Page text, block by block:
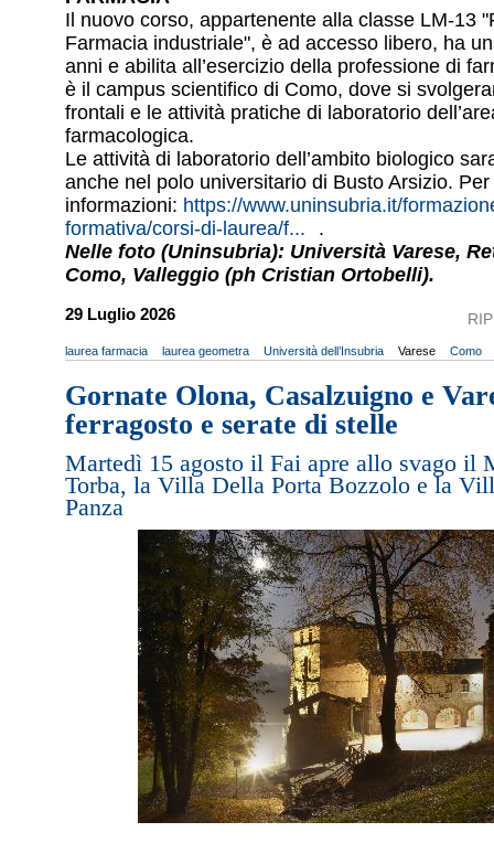
Il nuovo corso, appartenente alla classe LM-13
Farmacia industriale", è ad accesso libero, ha
anni e abilita all’esercizio della professione di
è il campus scientifico di Como, dove si
frontali e le attività pratiche di laboratorio
farmacologica.
Le attività di laboratorio dell’ambito biologico
anche nel polo universitario di Busto Arsizio.
informazioni: https://www.uninsubria.it/
formativa/corsi-di-laurea/f...
.
Nelle foto (Uninsubria): Università Varese,
Como, Valleggio (ph Cristian Ortobelli).
29 Luglio 2026
laurea farmacia laurea geometra Università dell’Insubria Varese Como
Gornate Olona, Casalzuigno e
ferragosto e serate di stelle
Martedì 15 agosto il Fai apre allo svago il
Torba, la Villa Della Porta Bozzolo e la
Panza